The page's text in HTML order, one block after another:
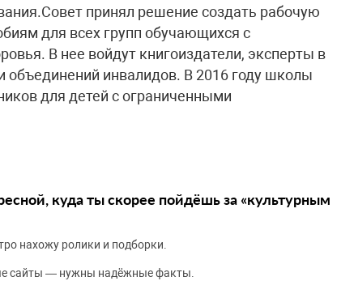
принял решение создать рабочую
для всех групп обучающихся с
В нее войдут книгоиздатели, эксперты в
объединений инвалидов. В 2016 году школы
для детей с ограниченными
куда ты скорее пойдёшь за «культурным
нахожу ролики и подборки.
сайты — нужны надёжные факты.